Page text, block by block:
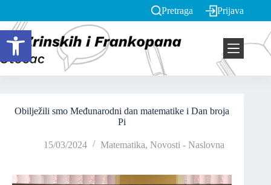
Open toolbar
Pretraga Prijava
Obilježili smo Međunarodni dan matematike i Dan broja
Pi
15/03/2024 Matematika,Novosti - Naslovna